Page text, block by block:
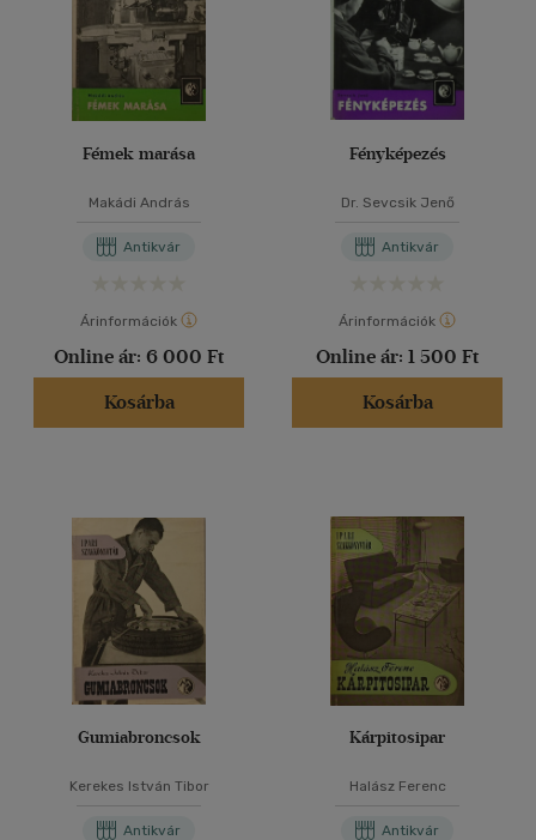
Fémek marása
Makádi András
Antikvár
Árinformációk
Online ár: 6 000 Ft
Kosárba
Fényképezés
Dr. Sevcsik Jenő
Antikvár
Árinformációk
Online ár: 1 500 Ft
Kosárba
Gumiabroncsok
Kerekes István Tibor
Antikvár
Kárpitosipar
Halász Ferenc
Antikvár